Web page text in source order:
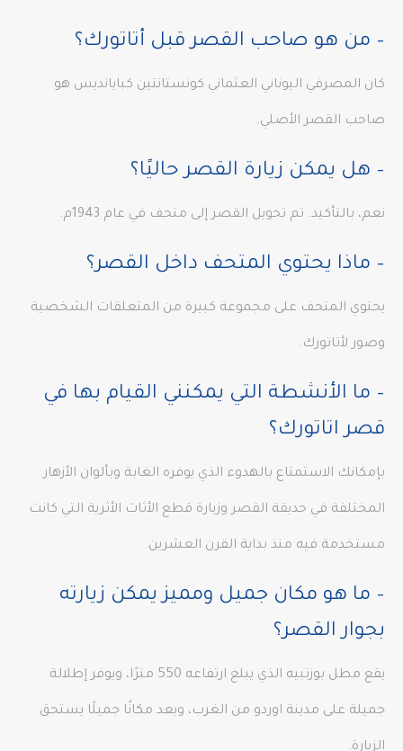
– من هو صاحب القصر قبل أتاتورك؟
كان المصرفي اليوناني العثماني كونستانتين كبايانديس هو
صاحب القصر الأصلي.
– هل يمكن زيارة القصر حاليًا؟
نعم، بالتأكيد. تم تحويل القصر إلى متحف في عام 1943م.
– ماذا يحتوي المتحف داخل القصر؟
يحتوي المتحف على مجموعة كبيرة من المتعلقات الشخصية
وصور لأتاتورك.
– ما الأنشطة التي يمكنني القيام بها في
قصر اتاتورك؟
بإمكانك الاستمتاع بالهدوء الذي يوفره الغابة وبألوان الأزهار
المختلفة في حديقة القصر وزيارة قطع الأثاث الأثرية التي كانت
مستخدمة فيه منذ بداية القرن العشرين.
– ما هو مكان جميل ومميز يمكن زيارته
بجوار القصر؟
يقع مطل بوزتبيه الذي يبلغ ارتفاعه 550 مترًا، ويوفر إطلالة
جميلة على مدينة اوردو من الغرب، ويعد مكانًا جميلًا يستحق
الزيارة.